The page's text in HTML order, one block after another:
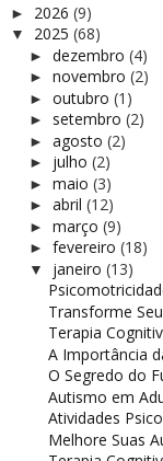
► 2026 (9)
▼ 2025 (68)
► dezembro (4)
► novembro (2)
► outubro (1)
► setembro (2)
► agosto (2)
► julho (2)
► maio (3)
► abril (12)
► março (9)
► fevereiro (18)
▼ janeiro (13)
Transforme
Terapia
A Importância
O Segredo do
Autismo em
Atividades
Melhore Suas